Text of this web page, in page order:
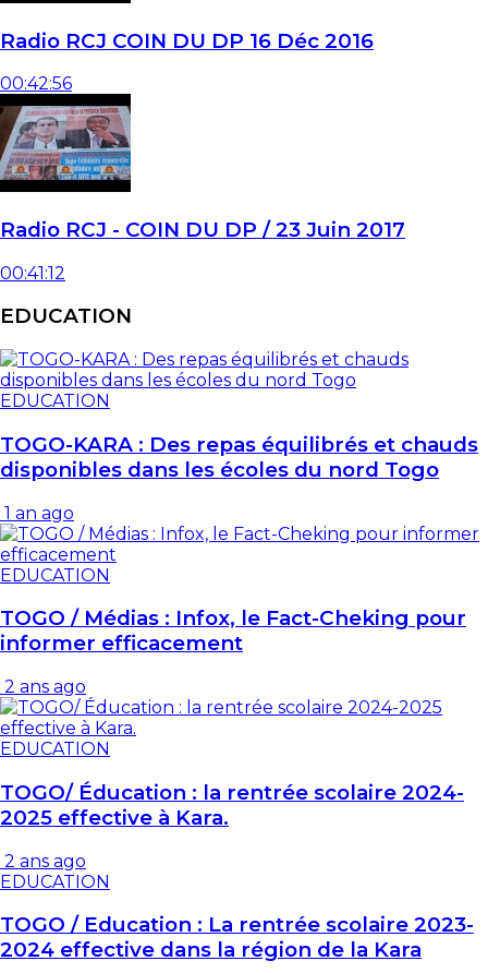
Radio RCJ COIN DU DP 16 Déc 2016
00:42:56
Radio RCJ - COIN DU DP / 23 Juin 2017
00:41:12
EDUCATION
EDUCATION
TOGO-KARA : Des repas équilibrés et chauds
disponibles dans les écoles du nord Togo
1 an ago
EDUCATION
TOGO / Médias : Infox, le Fact-Cheking pour
informer efficacement
2 ans ago
EDUCATION
TOGO/ Éducation : la rentrée scolaire 2024-
2025 effective à Kara.
2 ans ago
EDUCATION
TOGO / Education : La rentrée scolaire 2023-
2024 effective dans la région de la Kara